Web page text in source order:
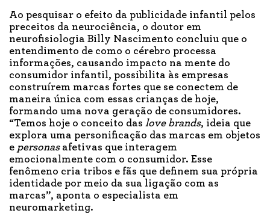
Ao pesquisar o efeito da publicidade infantil pelos
preceitos da neurociência, o doutor em
neurofisiologia Billy Nascimento concluiu que o
entendimento de como o cérebro processa
informações, causando impacto na mente do
consumidor infantil, possibilita às empresas
construírem marcas fortes que se conectem de
maneira única com essas crianças de hoje,
formando uma nova geração de consumidores.
“Temos hoje o conceito das love brands, ideia que
explora uma personificação das marcas em objetos
e personasafetivas que interagem
emocionalmente com o consumidor. Esse
fenômeno cria tribos e fãs que definem sua própria
identidade por meio da sua ligação com as
marcas”, aponta o especialista em
neuromarketing.